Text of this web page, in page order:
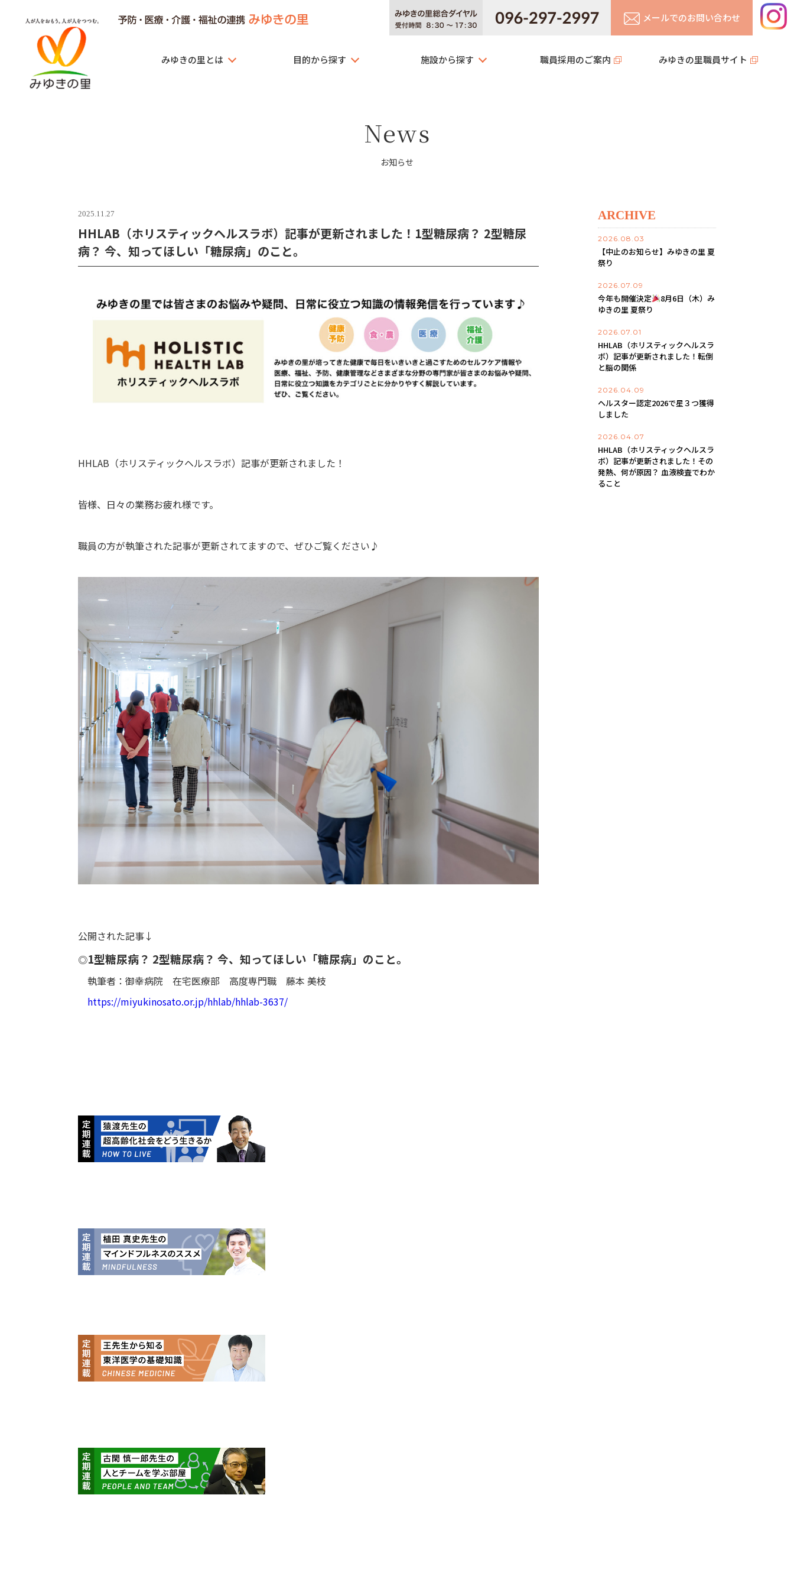
メールでのお問い合わせ
みゆきの里とは 目的から探す 施設から探す 職員採用のご案内 みゆきの里職員サイト
News
お知らせ
2025.11.27
HHLAB（ホリスティックヘルスラボ）記事が更新されました！1型糖尿病？ 2型糖尿
病？ 今、知ってほしい「糖尿病」のこと。
HHLAB（ホリスティックヘルスラボ）記事が更新されました！
皆様、日々の業務お疲れ様です。
職員の方が執筆された記事が更新されてますので、ぜひご覧ください♪
公開された記事↓
◎1型糖尿病？ 2型糖尿病？ 今、知ってほしい「糖尿病」のこと。
執筆者：御幸病院 在宅医療部 高度専門職 藤本 美枝
https://miyukinosato.or.jp/hhlab/hhlab-3637/
ARCHIVE
2026.08.03
【中止のお知らせ】みゆきの里 夏
祭り
2026.07.09
今年も開催決定
8月6日（木）み
ゆきの里 夏祭り
2026.07.01
HHLAB（ホリスティックヘルスラ
ボ）記事が更新されました！転倒
と脳の関係
2026.04.09
ヘルスター認定2026で星３つ獲得
しました
2026.04.07
HHLAB（ホリスティックヘルスラ
ボ）記事が更新されました！その
発熱、何が原因？ 血液検査でわか
ること